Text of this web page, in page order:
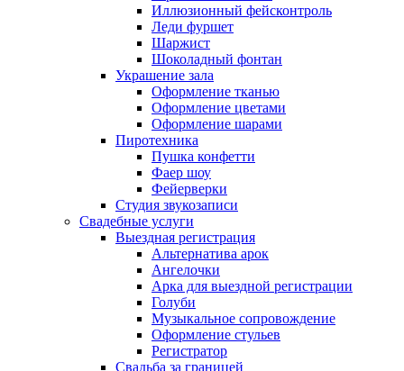
Иллюзионный фейсконтроль
Леди фуршет
Шаржист
Шоколадный фонтан
Украшение зала
Оформление тканью
Оформление цветами
Оформление шарами
Пиротехника
Пушка конфетти
Фаер шоу
Фейерверки
Студия звукозаписи
Свадебные услуги
Выездная регистрация
Альтернатива арок
Ангелочки
Арка для выездной регистрации
Голуби
Музыкальное сопровождение
Оформление стульев
Регистратор
Свадьба за границей